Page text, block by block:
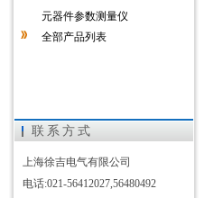
元器件参数测量仪
全部产品列表
联系方式
上海徐吉电气有限公司
电话:021-56412027,56480492